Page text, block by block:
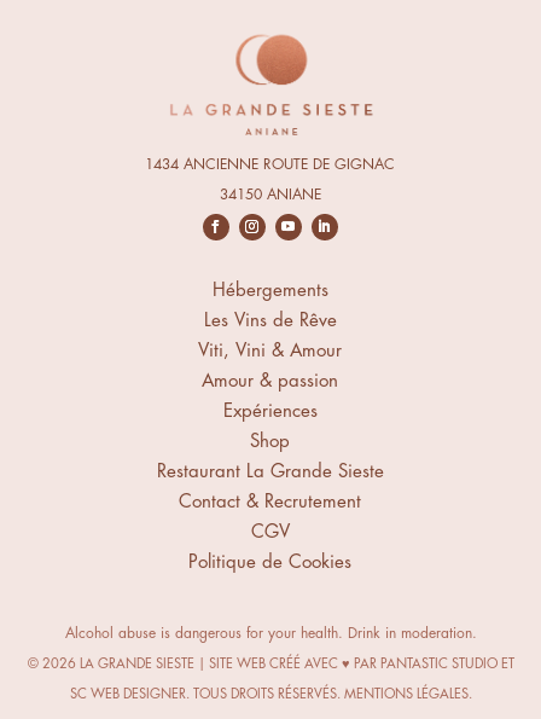
1434 ANCIENNE ROUTE DE GIGNAC
34150 ANIANE
Hébergements
Les Vins de Rêve
Viti, Vini & Amour
Amour & passion
Expériences
Shop
Restaurant La Grande Sieste
Contact & Recrutement
CGV
Politique de Cookies
Alcohol abuse is dangerous for your health. Drink in moderation.
© 2026 LA GRANDE SIESTE | SITE WEB CRÉÉ AVEC ♥ PAR PANTASTIC STUDIOET
SC WEB DESIGNER. TOUS DROITS RÉSERVÉS. MENTIONS LÉGALES.